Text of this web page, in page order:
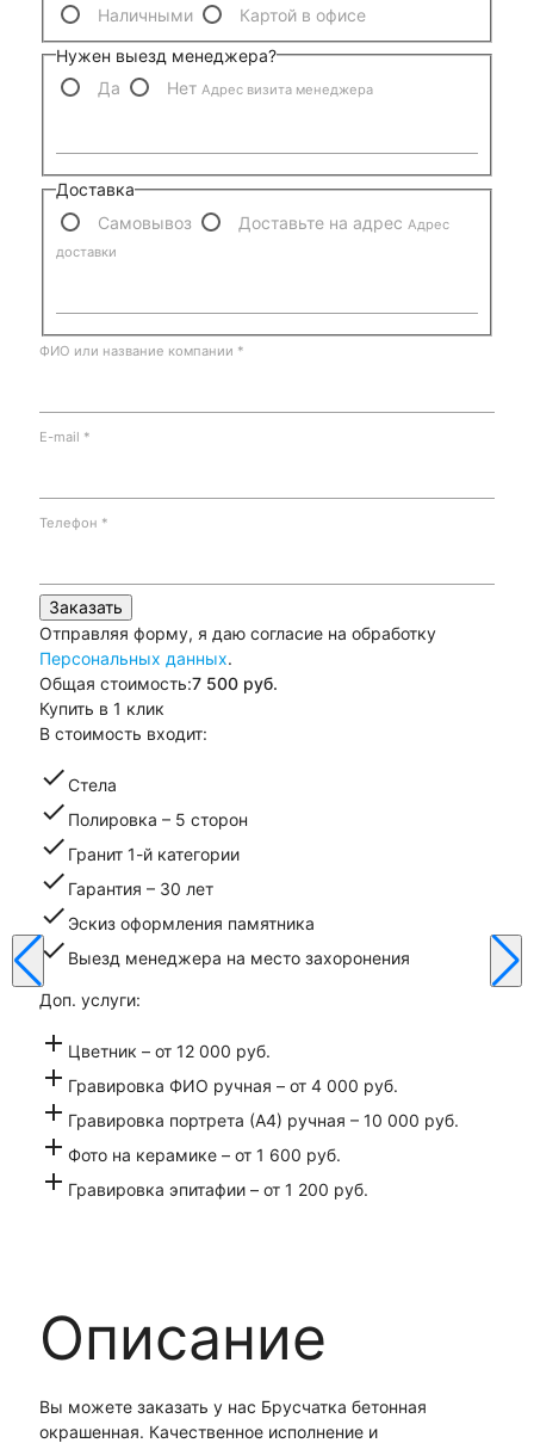
Наличными
Картой в офисе
Нужен выезд менеджера?
Да
Нет Адрес визита менеджера
Доставка
Самовывоз
Доставьте на адрес Адрес
доставки
ФИО или название компании *
E-mail *
Телефон *
Заказать
Отправляя форму, я даю согласие на обработку
Персональных данных.
Общая стоимость:7 500руб.
Купить в 1 клик
В стоимость входит:
checkСтела
check Полировка – 5 сторон
check Гранит 1-й категории
check Гарантия – 30 лет
check Эскиз оформления памятника
check Выезд менеджера на место захоронения
Доп. услуги:
add Цветник – от 12 000 руб.
add Гравировка ФИО ручная – от 4 000 руб.
add Гравировка портрета (А4) ручная – 10 000 руб.
add Фото на керамике – от 1 600 руб.
add Гравировка эпитафии – от 1 200 руб.
Описание
Вы можете заказать у нас Брусчатка бетонная
окрашенная. Качественное исполнение и